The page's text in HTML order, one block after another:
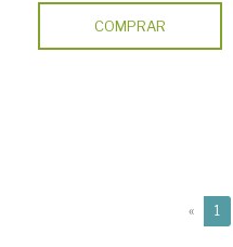
COMPRAR
« 1